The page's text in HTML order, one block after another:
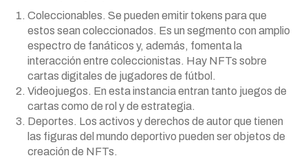
Coleccionables. Se pueden emitir tokens para que
estos sean coleccionados. Es un segmento con amplio
espectro de fanáticos y, además, fomenta la
interacción entre coleccionistas. Hay NFTs sobre
cartas digitales de jugadores de fútbol.
Videojuegos. En esta instancia entran tanto juegos de
cartas como de rol y de estrategia.
Deportes. Los activos y derechos de autor que tienen
las figuras del mundo deportivo pueden ser objetos de
creación de NFTs.